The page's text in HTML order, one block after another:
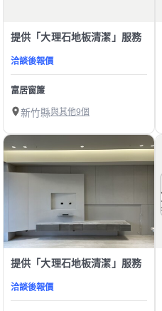
提供「大理石地板清潔」服務
洽談後報價
富居窗簾
新竹縣與其他9個
提供「大理石地板清潔」服務
洽談後報價